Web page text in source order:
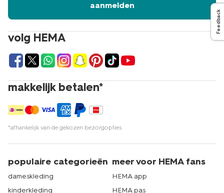
volg HEMA
makkelijk betalen*
*afhankelijk van de gekozen bezorgopties
aanmelden
populaire categorieën
dameskleding
kinderkleding
meer voor HEMA fans
HEMA app
HEMA pas
Feedback